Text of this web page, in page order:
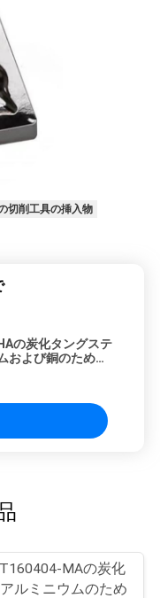
切削工具の挿入物
の炭化タングステ
および銅のために
MAの炭化
ルミニウムのため